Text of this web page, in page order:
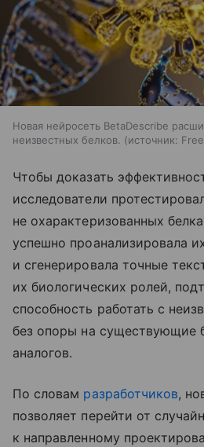
Новая нейросеть BetaDescribe
неизвестных белков.
источник:
Чтобы доказать
исследователи
не охарактеризованных
успешно проанализировала
и сгенерировала точные
их биологических ролей,
способность работать с
без опоры на существующие
аналогов.
По словам разработчиков,
позволяет перейти от
к направленному